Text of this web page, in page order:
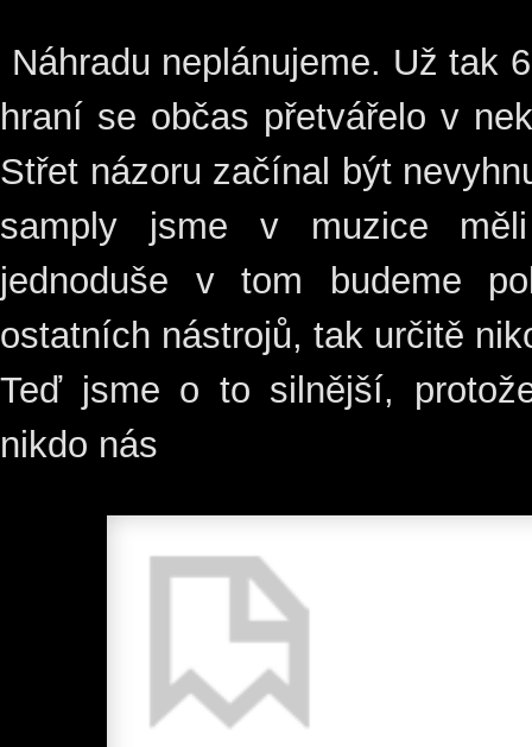
Náhradu neplánujeme. Už tak
hraní se občas přetvářelo v
Střet názoru začínal být
samply jsme v muzice
jednoduše v tom budeme
ostatních nástrojů, tak určitě
Teď jsme o to silnější,
nikdo nás